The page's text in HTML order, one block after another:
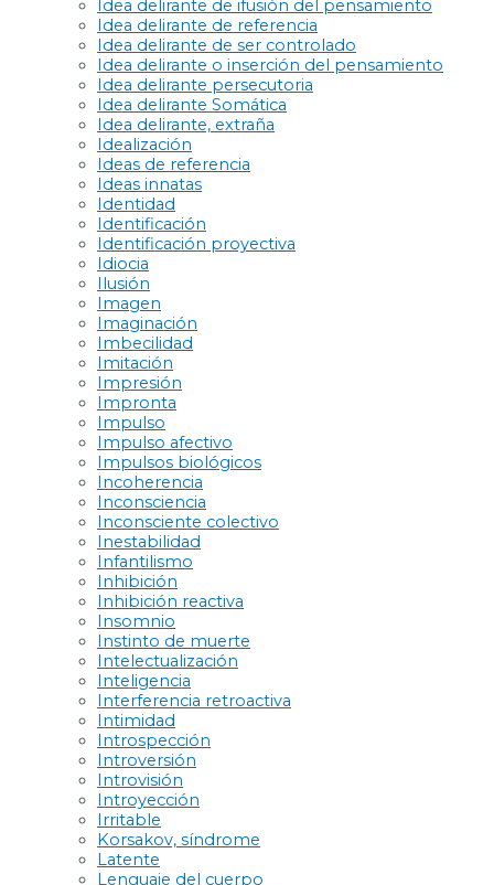
Idea delirante de ifusión del pensamiento
Idea delirante de referencia
Idea delirante de ser controlado
Idea delirante o inserción del pensamiento
Idea delirante persecutoria
Idea delirante Somática
Idea delirante, extraña
Idealización
Ideas de referencia
Ideas innatas
Identidad
Identificación
Identificación proyectiva
Idiocia
Ilusión
Imagen
Imaginación
Imbecilidad
Imitación
Impresión
Impronta
Impulso
Impulso afectivo
Impulsos biológicos
Incoherencia
Inconsciencia
Inconsciente colectivo
Inestabilidad
Infantilismo
Inhibición
Inhibición reactiva
Insomnio
Instinto de muerte
Intelectualización
Inteligencia
Interferencia retroactiva
Intimidad
Introspección
Introversión
Introvisión
Introyección
Irritable
Korsakov, síndrome
Latente
Lenguaje del cuerpo